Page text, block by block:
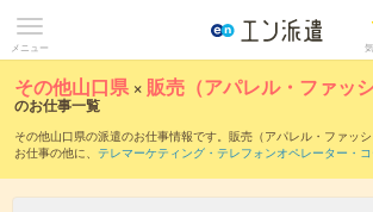
メニュー
その他山口県 × 販売（アパレル・ファッ
のお仕事一覧
その他山口県の派遣のお仕事情報です。販売（アパレル・ファッ
お仕事の他に、 テレマーケティング・テレフォンオペレーター・
でいただけます。職種辞典：販売（アパレル・ファッション・コ